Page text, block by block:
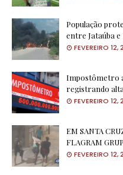
População
entre Jataúba
FEVEREIRO 12,
Impostômetro
registrando
FEVEREIRO 12,
EM SANTA
FLAGRAM
FEVEREIRO 12,